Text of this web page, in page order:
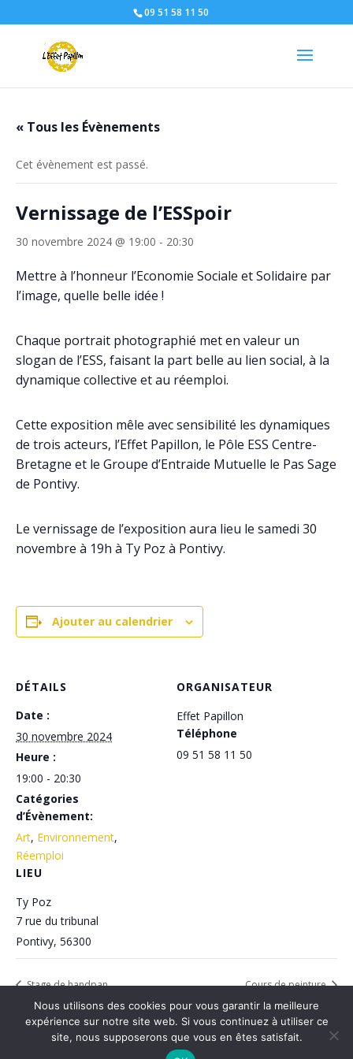
09 51 58 11 50
« Tous les Évènements
Cet évènement est passé.
Vernissage de l’ESSpoir
30 novembre 2024 @ 19:00 - 20:30
Mettre à l’honneur l’Economie Sociale et Solidaire par
l’image, quelle belle idée !
Chaque portrait photographié met en valeur un
slogan de l’ESS, faisant la part belle au lien social, à la
dynamique collective et au réemploi.
Cette exposition mêle avec sensibilité les dynamiques
de trois acteurs, l’Effet Papillon, le Pôle ESS Centre-
Bretagne et le Groupe d’Entraide Mutuelle le Pas Sage
de Pontivy.
Le vernissage de l’exposition aura lieu le samedi 30
novembre à 19h à Ty Poz à Pontivy.
Ajouter au calendrier
DÉTAILS
Date :
30 novembre 2024
Heure :
19:00 - 20:30
Catégories
d’Évènement:
Art, Environnement,
Réemploi
LIEU
Ty Poz
7 rue du tribunal
Pontivy, 56300
ORGANISATEUR
Effet Papillon
Téléphone
09 51 58 11 50
Stage de handpan Cours de peinture
©2022 - Dans L'Ensemble |
Nous utilisons des cookies pour vous garantir la meilleure
expérience sur notre site web. Si vous continuez à utiliser ce
site, nous supposerons que vous en êtes satisfait.